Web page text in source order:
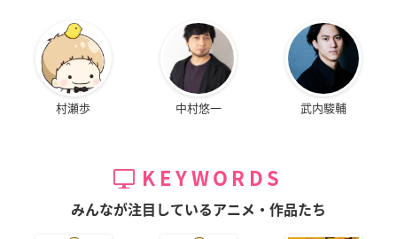
村瀬歩 中村悠一 武内駿輔
KEYWORDS
みんなが注目しているアニメ・作品たち